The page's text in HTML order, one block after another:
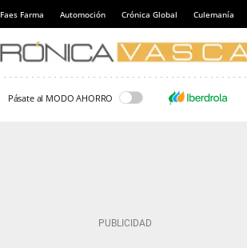
Faes Farma Automoción Crónica Global Culemanía
Pásate al MODO AHORRO